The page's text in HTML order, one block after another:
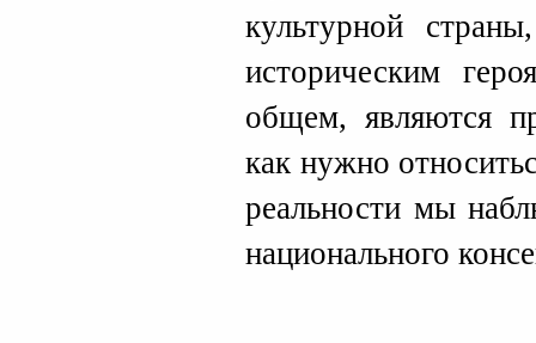
культурной
историческим
общем, являются
как нужно
реальности мы
национального